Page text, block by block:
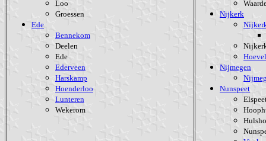
Loo
Groessen
Ede
Bennekom
Deelen
Ede
Ederveen
Harskamp
Hoenderloo
Lunteren
Wekerom
Nijkerk
Nijmegen
Nunspeet